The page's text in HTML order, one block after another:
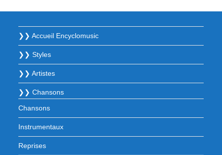
❯❯ Accueil Encyclomusic
❯❯ Styles
❯❯ Artistes
❯❯ Chansons
Chansons
Instrumentaux
Reprises